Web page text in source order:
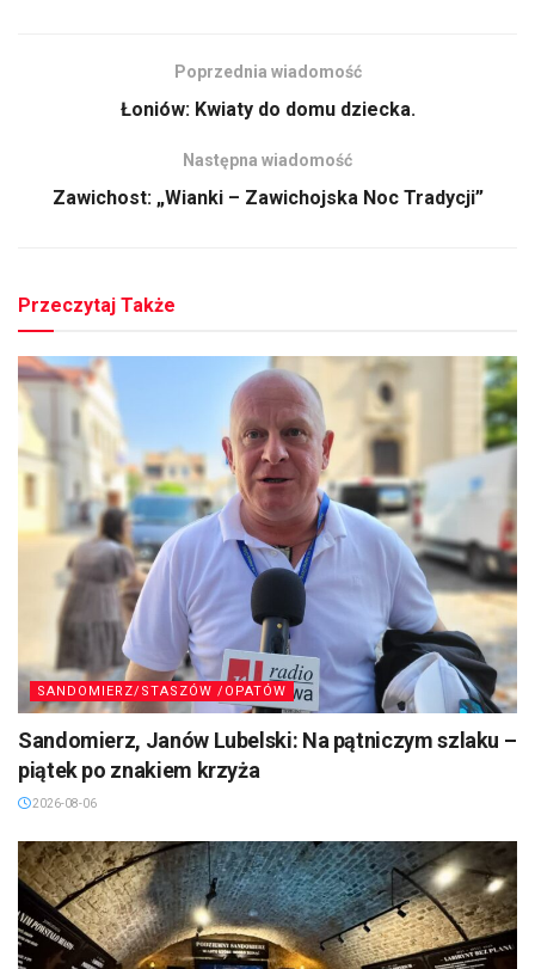
Poprzednia wiadomość
Łoniów: Kwiaty do domu dziecka.
Następna wiadomość
Zawichost: „Wianki – Zawichojska Noc Tradycji”
Przeczytaj Także
SANDOMIERZ/STASZÓW /OPATÓW
Sandomierz, Janów Lubelski: Na pątniczym szlaku –
piątek po znakiem krzyża
2026-08-06